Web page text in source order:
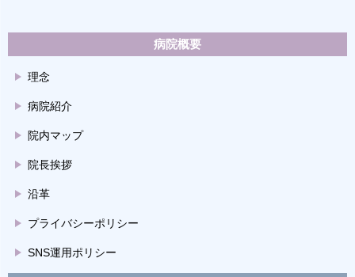
病院概要
理念
病院紹介
院内マップ
院長挨拶
沿革
プライバシーポリシー
SNS運用ポリシー